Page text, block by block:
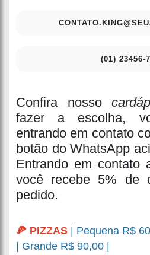
(01) 23456-
Confira nosso
fazer a escolha,
entrando em contato
botão do WhatsApp
Entrando em contato
você recebe 5% de
pedido.
🍕 PIZZAS | Pequena R$
| Grande R$ 90,00 |